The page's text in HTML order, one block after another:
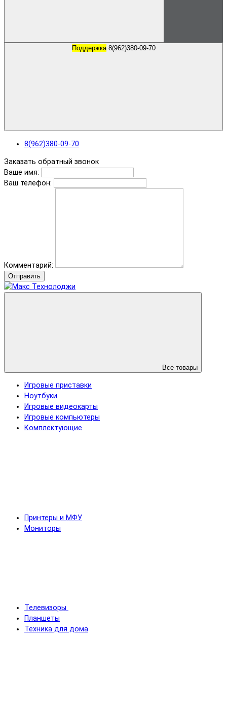
Поддержка 8(962)380-09-70
8(962)380-09-70
Заказать обратный звонок
Ваше имя:
Ваш телефон:
Комментарий:
Отправить
Все товары
Игровые приставки
Ноутбуки
Игровые видеокарты
Игровые компьютеры
Комплектующие
Принтеры и МФУ
Мониторы
Телевизоры
Планшеты
Техника для дома